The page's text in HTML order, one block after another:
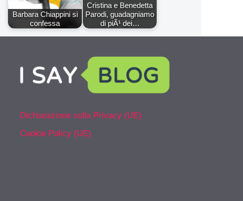
Barbara Chiappini si
confessa
Cristina e Benedetta
Parodi, guadagniamo
di piÃ¹ dei…
Dichiarazione sulla Privacy (UE)
Cookie Policy (UE)